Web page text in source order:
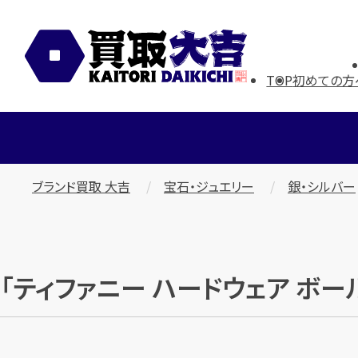
TOP初めての
ブランド買取 大吉 宝石・ジュエリー 銀・シルバー
「ティファニー ハードウェア ボ